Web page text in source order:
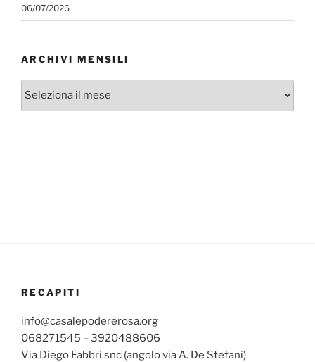
06/07/2026
ARCHIVI MENSILI
Archivi
RECAPITI
info@casalepodererosa.org
068271545 – 3920488606
Via Diego Fabbri snc (angolo via A. De Stefani)